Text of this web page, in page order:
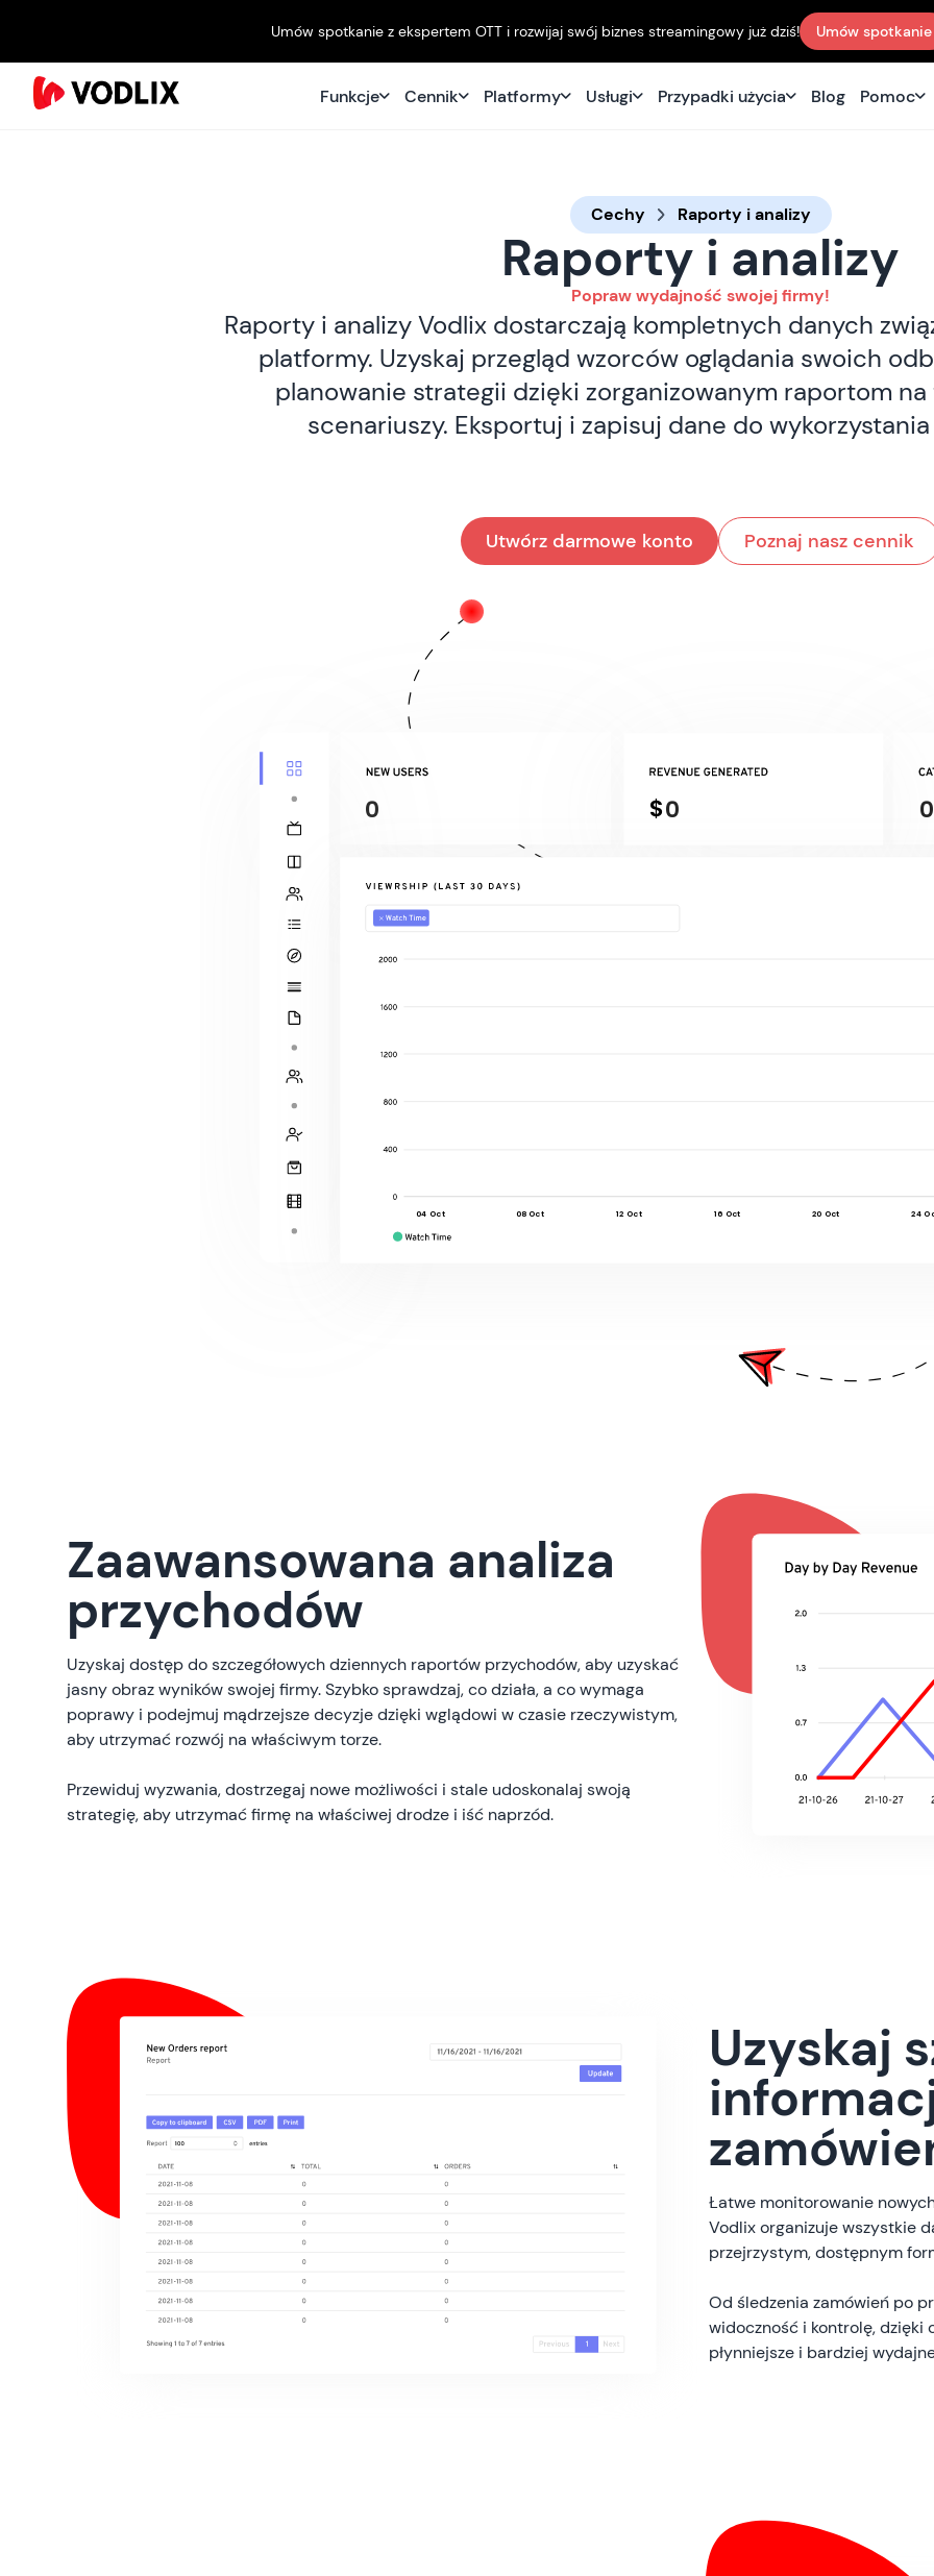
Umów spotkanie z ekspertem OTT i rozwijaj swój biznes streamingowy już dziś! Umów spotkanie
Funkcje Cennik Platformy Usługi Przypadki użycia Blog Pomoc
Cechy Raporty i analizy
Raporty i analizy
Popraw wydajność swojej firmy!
Raporty i analizy Vodlix dostarczają kompletnych danych
platformy. Uzyskaj przegląd wzorców oglądania swoich
planowanie strategii dzięki zorganizowanym raportom
scenariuszy. Eksportuj i zapisuj dane do wykorzystania
Utwórz darmowe konto Poznaj nasz cennik
Zaawansowana analiza
przychodów
Uzyskaj dostęp do szczegółowych dziennych raportów przychodów, aby uzyskać
jasny obraz wyników swojej firmy. Szybko sprawdzaj, co działa, a co wymaga
poprawy i podejmuj mądrzejsze decyzje dzięki wglądowi w czasie rzeczywistym,
aby utrzymać rozwój na właściwym torze.
Przewiduj wyzwania, dostrzegaj nowe możliwości i stale udoskonalaj swoją
strategię, aby utrzymać firmę na właściwej drodze i iść naprzód.
Uzyskaj
Łatwe monitorowanie
Vodlix organizuje wszystkie
przejrzystym, dostępnym
Od śledzenia zamówień po
widoczność i kontrolę, dzięki
płynniejsze i bardziej